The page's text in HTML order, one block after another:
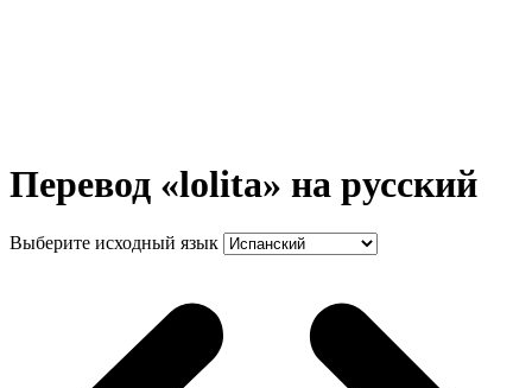
Перевод «lolita» на русский
Выберите исходный язык